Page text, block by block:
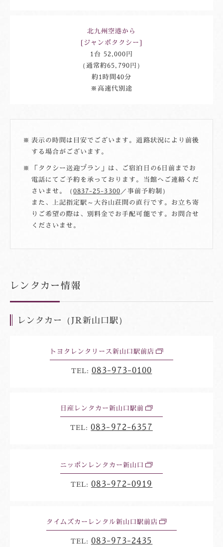
北九州空港から
[ジャンボタクシー]
1台 52,000円
（通常約65,790円）
約1時間40分
※高速代別途
表示の時間は目安でございます。道路状況により前後
する場合がございます。
「タクシー送迎プラン」は、ご宿泊日の6日前までお
電話にてご予約を承っております。当館へご連絡くだ
さいませ。（0837-25-3300／事前予約制）
また、上記指定駅～大谷山荘間の直行です。お立ち寄
りご希望の際は、別料金でお手配可能です。お問合せ
くださいませ。
レンタカー情報
レンタカー（JR新山口駅）
トヨタレンタリース新山口駅前店 別
ウ
TEL: 083-973-0100
日産レンタカー新山口駅前 別
ウ
ィ
TEL: 083-972-6357
ニッポンレンタカー新山口 別
ウ
ィ
TEL: 083-972-0919
タイムズカーレンタル新山口駅前店 別
ウ
TEL: 083-973-2435